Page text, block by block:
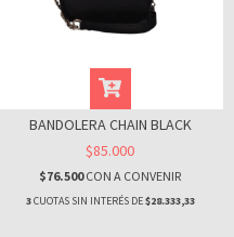
BANDOLERA CHAIN BLACK
$85.000
$76.500CON A CONVENIR
3CUOTAS SIN INTERÉS DE$28.333,33